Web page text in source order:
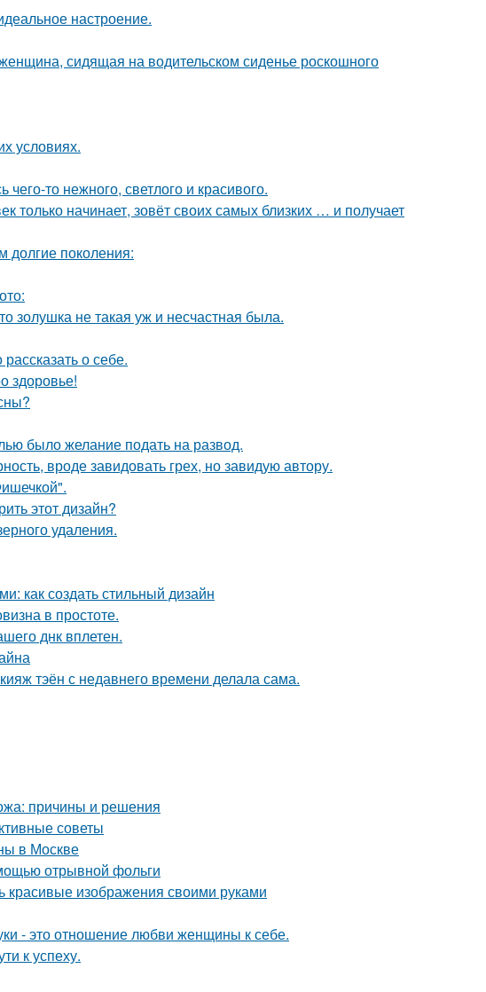
настроение.
сидящая на водительском сиденье роскошного
условиях.
то нежного, светлого и красивого.
только начинает, зовёт своих самых близких … и получает
долгие поколения:
золушка не такая уж и несчастная была.
о себе.
здоровье!
было желание подать на развод.
вроде завидовать грех, но завидую автору.
этот дизайн?
удаления.
как создать стильный дизайн
в простоте.
днк вплетен.
тэён с недавнего времени делала сама.
причины и решения
советы
в Москве
отрывной фольги
красивые изображения своими руками
- это отношение любви женщины к себе.
к успеху.